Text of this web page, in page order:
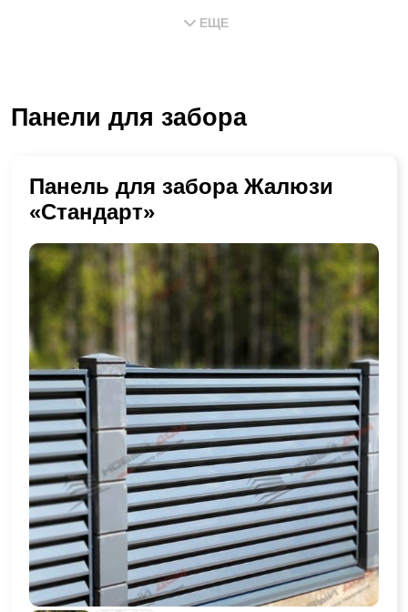
металлические
ЕЩЕ
Панели для забора
Панель для забора Жалюзи
«Стандарт»